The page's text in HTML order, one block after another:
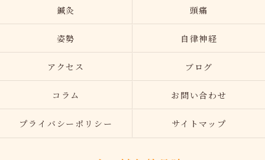
鍼灸 頭痛
姿勢 自律神経
アクセス ブログ
コラム お問い合わせ
プライバシーポリシー サイトマップ